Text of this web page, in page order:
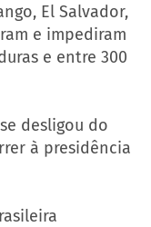
El Salvador,
e impediram
e entre 300
desligou do
à presidência